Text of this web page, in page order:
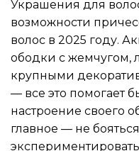
Украшения для
возможности
волос в 2025 году.
ободки с жемчугом,
крупными
— все это помогает
настроение своего
главное — не бояться
экспериментировать